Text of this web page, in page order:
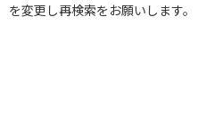
を変更し再検索をお願いします。